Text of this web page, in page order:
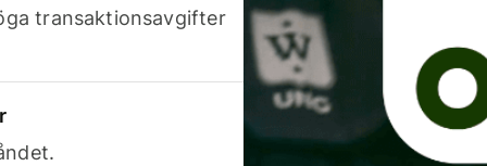
transaktionsavgifter